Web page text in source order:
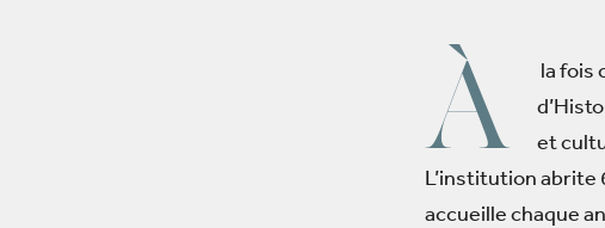
À
la fois
et
L’institution abrite
accueille chaque